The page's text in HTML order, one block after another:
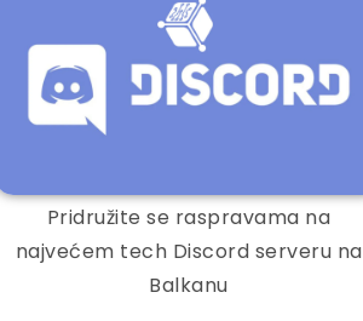
Pridružite se raspravama na
najvećem tech Discord serveru na
Balkanu